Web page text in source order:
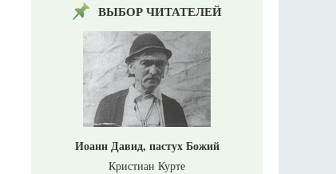
ВЫБОР ЧИТАТЕЛЕЙ
Иоанн Давид, пастух Божий
Кристиан Курте